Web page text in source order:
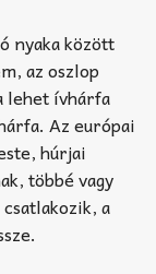
nyaka között
az oszlop
lehet ívhárfa
Az európai
húrjai
többé vagy
a